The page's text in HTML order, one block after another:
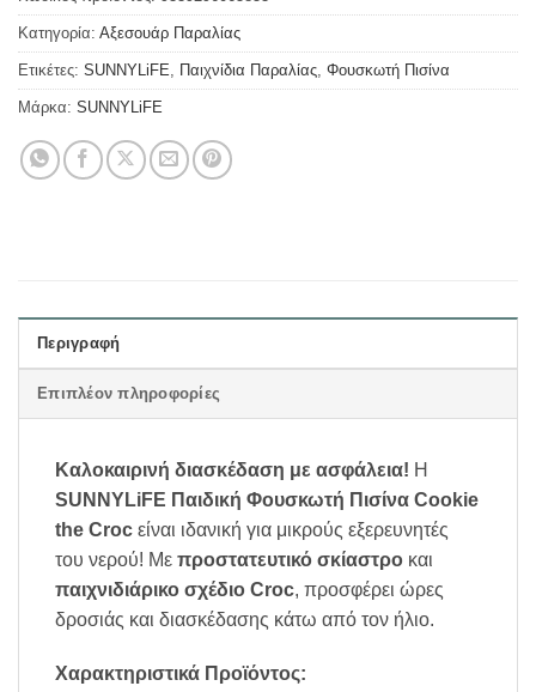
Κατηγορία: Αξεσουάρ Παραλίας
Ετικέτες: SUNNYLiFE Παιχνίδια Παραλίας Φουσκωτή Πισίνα
Μάρκα: SUNNYLiFE
Περιγραφή
Επιπλέον πληροφορίες
Καλοκαιρινή διασκέδαση με ασφάλεια! Η
SUNNYLiFE Παιδική Φουσκωτή Πισίνα Cookie
the Croc είναι ιδανική για μικρούς εξερευνητές
του νερού! Με προστατευτικό σκίαστρο και
παιχνιδιάρικο σχέδιο Croc, προσφέρει ώρες
δροσιάς και διασκέδασης κάτω από τον ήλιο.
Χαρακτηριστικά Προϊόντος: